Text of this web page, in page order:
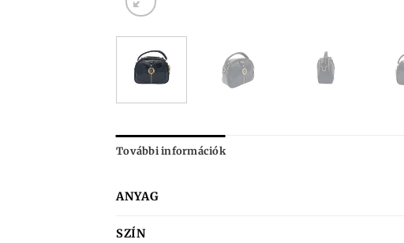
További információk
ANYAG
SZÍN